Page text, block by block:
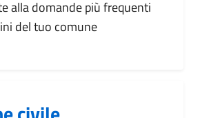
alla domande più frequenti
del tuo comune